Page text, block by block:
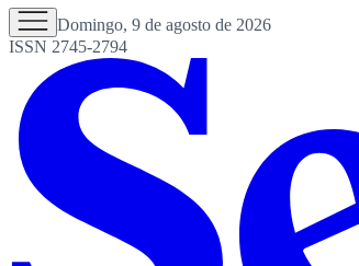
Domingo, 9 de agosto de 2026
ISSN 2745-2794